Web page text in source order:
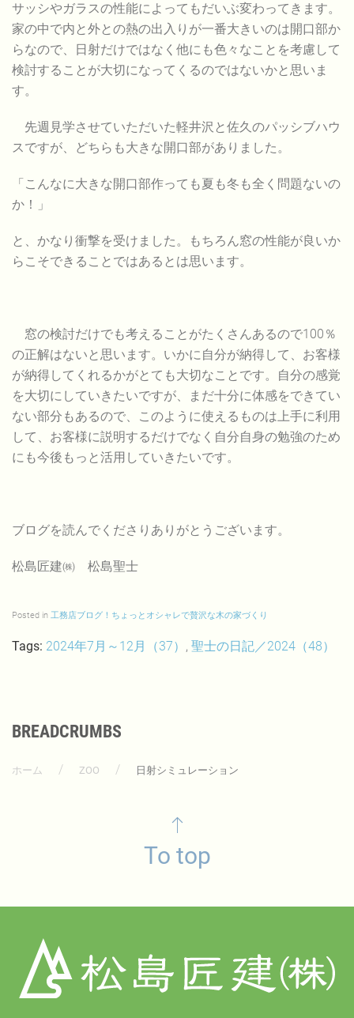
サッシやガラスの性能によってもだいぶ変わってきます。
家の中で内と外との熱の出入りが一番大きいのは開口部か
らなので、日射だけではなく他にも色々なことを考慮して
検討することが大切になってくるのではないかと思いま
す。
先週見学させていただいた軽井沢と佐久のパッシブハウ
スですが、どちらも大きな開口部がありました。
「こんなに大きな開口部作っても夏も冬も全く問題ないの
か！」
と、かなり衝撃を受けました。もちろん窓の性能が良いか
らこそできることではあるとは思います。
窓の検討だけでも考えることがたくさんあるので100％
の正解はないと思います。いかに自分が納得して、お客様
が納得してくれるかがとても大切なことです。自分の感覚
を大切にしていきたいですが、まだ十分に体感をできてい
ない部分もあるので、このように使えるものは上手に利用
して、お客様に説明するだけでなく自分自身の勉強のため
にも今後もっと活用していきたいです。
ブログを読んでくださりありがとうございます。
松島匠建㈱ 松島聖士
Posted in 工務店ブログ！ちょっとオシャレで贅沢な木の家づくり
Tags: 2024年7月～12月（37） , 聖士の日記／2024（48）
BREADCRUMBS
ホーム ZOO 日射シミュレーション
To top